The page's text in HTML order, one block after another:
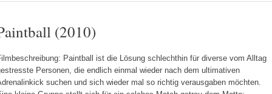
(2010)
Paintball ist die Lösung schlechthin für diverse vom Alltag
Personen, die endlich einmal wieder nach dem ultimativen
suchen und sich wieder mal so richtig verausgaben möchten.